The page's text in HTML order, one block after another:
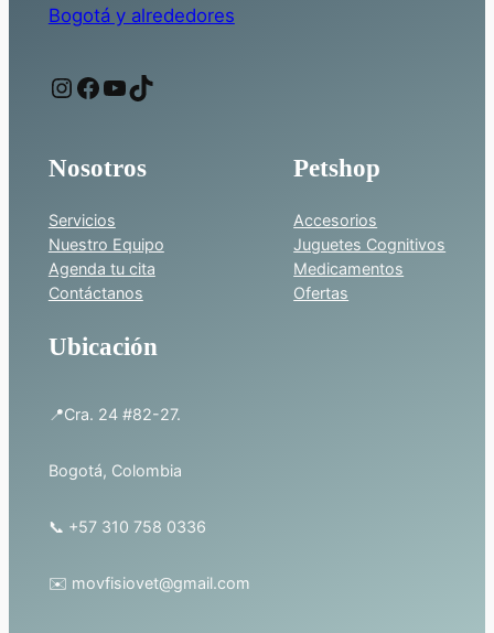
Bogotá y alrededores
Instagram Facebook YouTube TikTok
Nosotros
Servicios
Nuestro Equipo
Agenda tu cita
Contáctanos
Petshop
Accesorios
Juguetes Cognitivos
Medicamentos
Ofertas
Ubicación
📍Cra. 24 #82-27.
Bogotá, Colombia
📞 +57 310 758 0336
✉️ movfisiovet@gmail.com